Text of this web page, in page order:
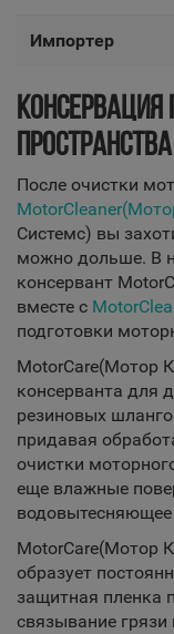
Импортер
КОНСЕРВАЦИЯ
ПРОСТРАНСТВА
После очистки
Системс) вы
можно дольше. В
консервант
вместе с
подготовки
MotorCare(Мотор
консерванта для
резиновых
придавая
очистки
еще влажные
водовытесняющее
MotorCare(Мотор
образует
защитная пленка
связывание